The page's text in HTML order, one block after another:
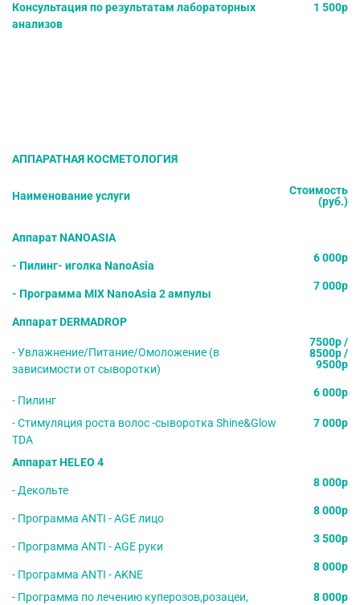
Консультация по результатам лабораторных
анализов
1 500р
АППАРАТНАЯ КОСМЕТОЛОГИЯ
Наименование услуги
Стоимость
(руб.)
Аппарат NANOASIA
- Пилинг- иголка NanoAsia
6 000р
- Программа MIX NanoAsia 2 ампулы
7 000р
Аппарат DERMADROP
- Увлажнение/Питание/Омоложение (в
зависимости от сыворотки)
7500р /
8500р /
9500р
- Пилинг
6 000р
- Стимуляция роста волос -сыворотка Shine&Glow
TDA
7 000р
Аппарат HELEO 4
- Декольте
8 000р
- Программа ANTI - AGE лицо
8 000р
- Программа ANTI - AGE руки
3 500р
- Программа ANTI - AKNE
8 000р
- Программа по лечению куперозов,розацеи,
8 000р